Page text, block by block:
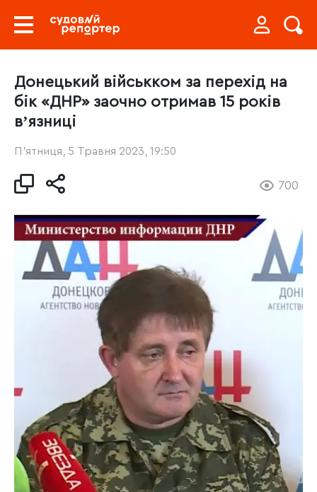
Донецький військком за перехід на
бік «ДНР» заочно отримав 15 років
вʼязниці
П’ятниця, 5 Травня 2023, 19:50
700